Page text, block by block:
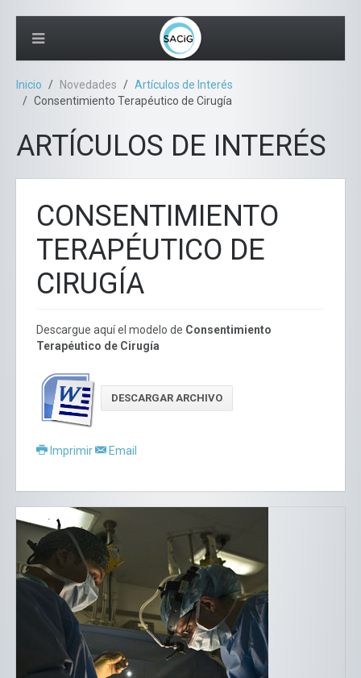
Inicio Novedades
Artículos de Interés
Consentimiento Terapéutico de Cirugía
ARTÍCULOS DE INTERÉS
CONSENTIMIENTO
TERAPÉUTICO DE
CIRUGÍA
Descargue aquí el modelo de Consentimiento
Terapéutico de Cirugía
DESCARGAR ARCHIVO
Imprimir Email